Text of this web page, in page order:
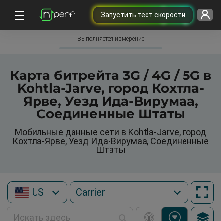
Запустить тест скорости
Выполняется измерение
Карта битрейта 3G / 4G / 5G в
Kohtla-Jarve, город Кохтла-
Ярве, Уезд Ида-Вирумаа,
Соединенные Штаты
Мобильные данные сети в Kohtla-Jarve, город
Кохтла-Ярве, Уезд Ида-Вирумаа, Соединенные
Штаты
US